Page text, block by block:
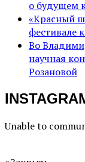
о будущем
«Красный
фестивале
Во
научная
Розановой
Unable to